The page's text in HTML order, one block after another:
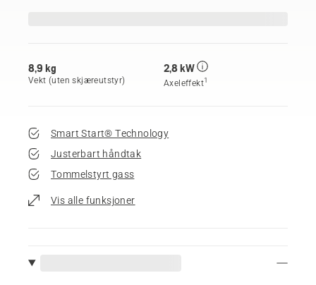
8,9 kg
Vekt (uten skjæreutstyr)
2,8 kW
Axeleffekt1
Smart Start® Technology
Justerbart håndtak
Tommelstyrt gass
Vis alle funksjoner